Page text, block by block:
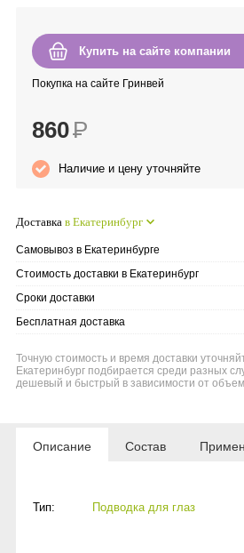
Intilia
Enjoy Care
Купить на сайте компании
Покупка на сайте Гринвей
860Р
Наличие и цену уточняйте
Доставка в Екатеринбург
Самовывоз в Екатеринбурге
Стоимость доставки в Екатеринбург
Сроки доставки
Бесплатная доставка
Точную стоимость и время доставки
Екатеринбург подбирается среди разных
дешевый и быстрый в зависимости от
Описание Состав
Тип: Подводка для глаз